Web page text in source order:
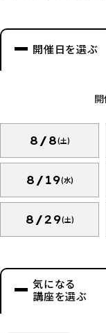
開催日を選ぶ
8/8(土)
8/19(水)
8/29(土)
気になる
講座を選ぶ